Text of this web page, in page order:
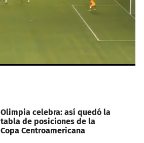
Olimpia celebra: así quedó la
tabla de posiciones de la
Copa Centroamericana